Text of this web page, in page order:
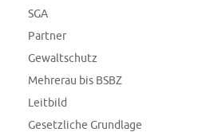
SGA
Partner
Gewaltschutz
Mehrerau bis BSBZ
Leitbild
Gesetzliche Grundlage